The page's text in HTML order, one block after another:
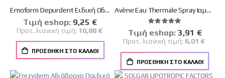
Emoform Depurdent Ειδική Οδοντόκρεμα για Λεύκανση των Δοντιών 50ml
Tιμή eshop: Ειδική
Τιμή
9,25 €
Προτ. λιανική τιμή: 10,88 €
ΠΡΟΣΘΉΚΗ ΣΤΟ ΚΑΛΆΘΙ
Avène Eau Thermale Spray Ιαματικό Νερό με Καταπραϋντικές, Απαλυντικές & Αντι-ερεθιστικές Ιδιότητες, 50ml
Βαθμολογία:
100%
Tιμή eshop: Ειδική
Τιμή
3,91 €
Προτ. λιανική τιμή: 6,01 €
ΠΡΟΣΘΉΚΗ ΣΤΟ ΚΑΛΆΘΙ